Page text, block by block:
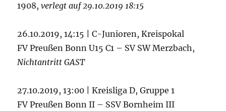
1908,verlegt auf 29.10.2019 18:15
26.10.2019, 14:15 | C-Junioren, Kreispokal
FV Preußen Bonn U15 C1 – SV SW Merzbach,
Nichtantritt GAST
27.10.2019, 13:00 | Kreisliga D, Gruppe 1
FV Preußen Bonn II – SSV Bornheim III